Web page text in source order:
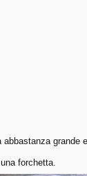
grande
forchetta.